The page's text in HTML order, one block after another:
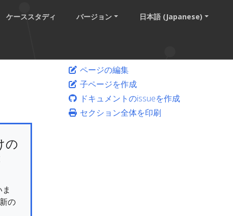
ケーススタディ バージョン 日本語 (Japanese)
の
の
ページの編集
子ページを作成
ドキュメントのissueを作成
セクション全体を印刷